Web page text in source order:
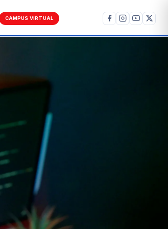
CAMPUS VIRTUAL